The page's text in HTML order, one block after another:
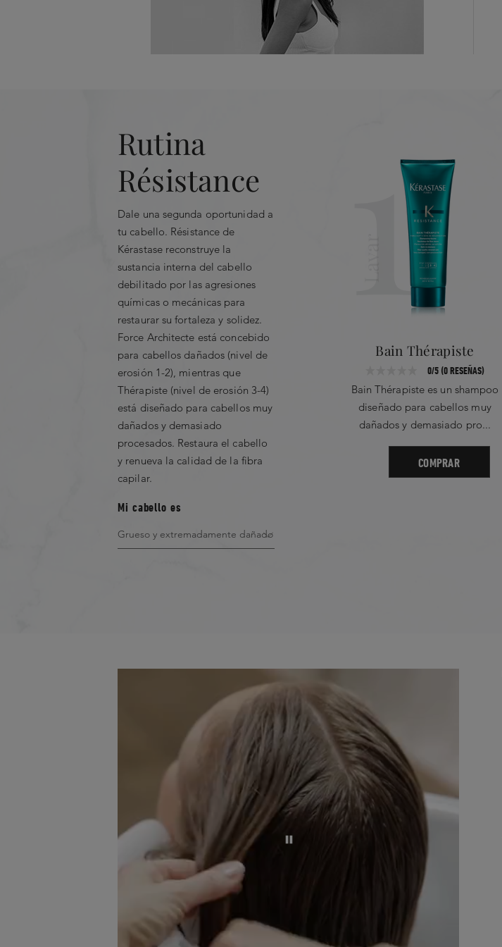
Compensa las proteínas asociadas con la queratina (KAP)
y reactiva su síntesis.
SP 94.
6 aminoácidos.
1 hidrolato de proteína de trigo.
Sève de Résurrection:
famoso por su poder regenerativo.
Rutina
Résistance
Dale una segunda oportunidad a
tu cabello. Résistance de
Kérastase reconstruye la
sustancia interna del cabello
debilitado por las agresiones
químicas o mecánicas para
restaurar su fortaleza y solidez.
Force Architecte está concebido
para cabellos dañados (nivel de
erosión 1-2), mientras que
Thérapiste (nivel de erosión 3-4)
está diseñado para cabellos muy
dañados y demasiado
procesados. Restaura el cabello
y renueva la calidad de la fibra
capilar.
Mi cabello es
1
Bain Thérapiste
0/5 (0 RESEÑAS)
Bain Thérapiste es un shampoo
diseñado para cabellos muy
dañados y demasiado pro...
COMPRAR